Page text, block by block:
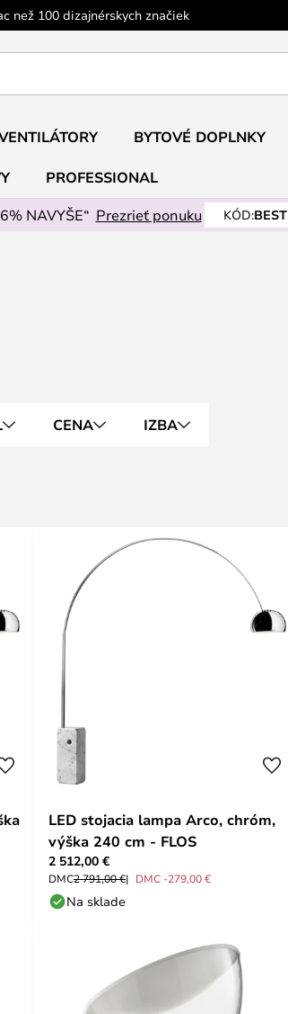
než 100 dizajnérskych značiek
BYTOVÉ DOPLNKY
PROFESSIONAL
NAVYŠE“ Prezrieť ponuku KÓD:BEST
CENA IZBA
LED stojacia lampa Arco, chróm,
výška 240 cm - FLOS
2 512,00 €
DMC2 791,00 € DMC -279,00 €
Na sklade